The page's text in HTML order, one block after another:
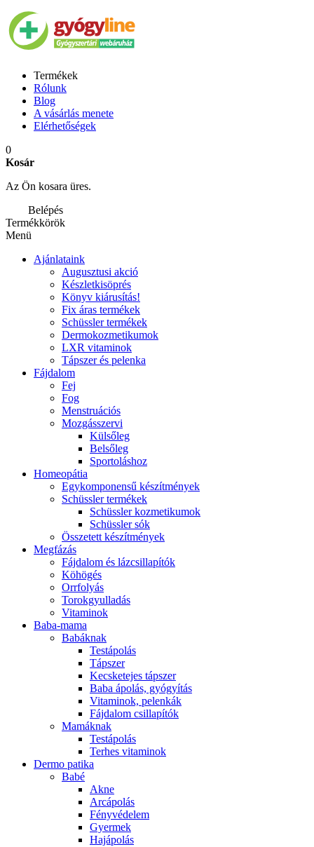
Termékek
Rólunk
Blog
A vásárlás menete
Elérhetőségek
0
Kosár
Az Ön kosara üres.
Belépés
Termékkörök
Menü
Ajánlataink
Augusztusi akció
Készletkisöprés
Könyv kiárusítás!
Fix áras termékek
Schüssler termékek
Dermokozmetikumok
LXR vitaminok
Tápszer és pelenka
Fájdalom
Fej
Fog
Menstruációs
Mozgásszervi
Külsőleg
Belsőleg
Sportoláshoz
Homeopátia
Egykomponensű készítmények
Schüssler termékek
Schüssler kozmetikumok
Schüssler sók
Összetett készítmények
Megfázás
Fájdalom és lázcsillapítók
Köhögés
Orrfolyás
Torokgyulladás
Vitaminok
Baba-mama
Babáknak
Testápolás
Tápszer
Kecsketejes tápszer
Baba ápolás, gyógyítás
Vitaminok, pelenkák
Fájdalom csillapítók
Mamáknak
Testápolás
Terhes vitaminok
Dermo patika
Babé
Akne
Arcápolás
Fényvédelem
Gyermek
Hajápolás